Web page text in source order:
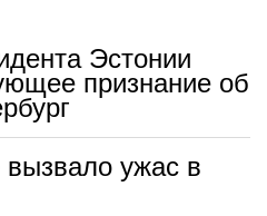
Эстонии
признание об
ужас в